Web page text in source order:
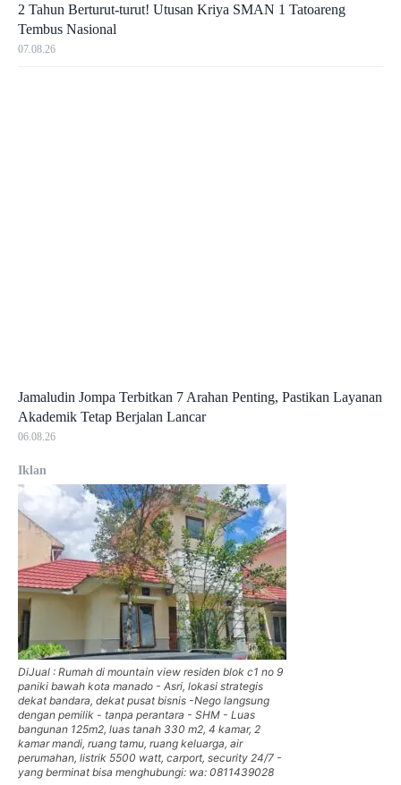
2 Tahun Berturut-turut! Utusan Kriya SMAN 1 Tatoareng
Tembus Nasional
07.08.26
Jamaludin Jompa Terbitkan 7 Arahan Penting, Pastikan Layanan
Akademik Tetap Berjalan Lancar
06.08.26
Iklan
DiJual : Rumah di mountain view residen blok c1 no 9
paniki bawah kota manado - Asri, lokasi strategis
dekat bandara, dekat pusat bisnis -Nego langsung
dengan pemilik - tanpa perantara - SHM - Luas
bangunan 125m2, luas tanah 330 m2, 4 kamar, 2
kamar mandi, ruang tamu, ruang keluarga, air
perumahan, listrik 5500 watt, carport, security 24/7 -
yang berminat bisa menghubungi: wa: 0811439028